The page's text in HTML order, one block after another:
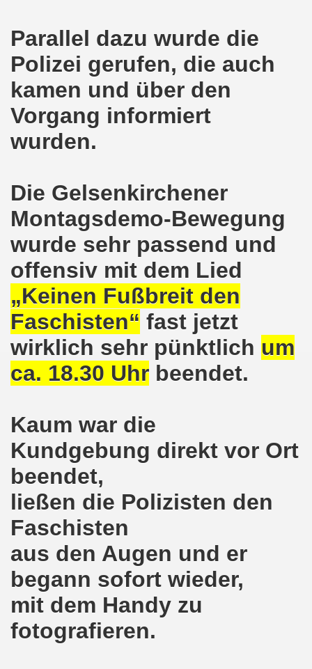
Parallel dazu wurde die
Polizei gerufen, die auch
kamen und über den
Vorgang informiert
wurden.
Die Gelsenkirchener
Montagsdemo-Bewegung
wurde sehr passend und
offensiv mit dem Lied
„Keinen Fußbreit den
Faschisten“ fast jetzt
wirklich sehr pünktlich um
ca. 18.30 Uhr beendet.
Kaum war die
Kundgebung direkt vor Ort
beendet,
ließen die Polizisten den
Faschisten
aus den Augen und er
begann sofort wieder,
mit dem Handy zu
fotografieren.
Bewegung am 17.05.2021 setzt Zeichen der Solidarität
am 12.04.2021: Klare Kante gegen Corona-
als einer der Schwerpunkt-Themen am 12.04.2021 der
am 29.03.2021 mit großem Zuspruch -
sendet kämpferische Grüße am 08.03.2021 zum
Bewegung am 08.03.2021 im Zeichen des
Montagsdemo-Bewegung am 08. März
bei Eiseskälte gegen die katastrophale Flüchtlings-
Montagsdemo-Bewegung am 15. Februar 2021
Montagsdemo-Bewegung am 11. Januar 2021
Bewegung am 23.11.2020 zum heißen Eisen Corona
am 10.10.2020 in Düsseldorf
Montagsdemo-Bewegung am 02. November 2020
auf die Bevölkerung! Beschäftigte und Arbeitslose
ruft auf: Kommt mit am 10.10.2020 gemeinsam
Brennpunkte am 14.09.2020: Wahlauswertung - Lage
Bewegung am 14.09.2020 mit breiter Themenpalette
ich (Thomas Kistermann) zur Kommunalwahl für das
und dadurch wurde bis zum heutigen Zeitpunkt im